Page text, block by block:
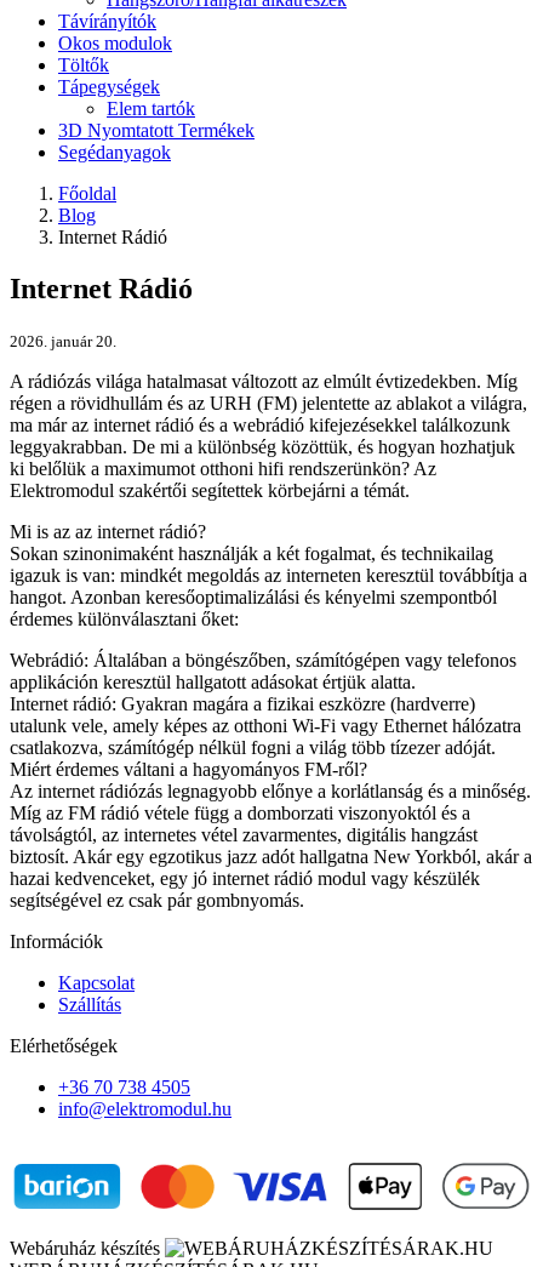
Távírányítók
Okos modulok
Töltők
Tápegységek
Elem tartók
3D Nyomtatott Termékek
Segédanyagok
Főoldal
Blog
Internet Rádió
Internet Rádió
2026. január 20.
A rádiózás világa hatalmasat változott az elmúlt évtizedekben. Míg
régen a rövidhullám és az URH (FM) jelentette az ablakot a világra,
ma már az internet rádió és a webrádió kifejezésekkel találkozunk
leggyakrabban. De mi a különbség közöttük, és hogyan hozhatjuk
ki belőlük a maximumot otthoni hifi rendszerünkön? Az
Elektromodul szakértői segítettek körbejárni a témát.
Mi is az az internet rádió?
Sokan szinonimaként használják a két fogalmat, és technikailag
igazuk is van: mindkét megoldás az interneten keresztül továbbítja a
hangot. Azonban keresőoptimalizálási és kényelmi szempontból
érdemes különválasztani őket:
Webrádió: Általában a böngészőben, számítógépen vagy telefonos
applikáción keresztül hallgatott adásokat értjük alatta.
Internet rádió: Gyakran magára a fizikai eszközre (hardverre)
utalunk vele, amely képes az otthoni Wi-Fi vagy Ethernet hálózatra
csatlakozva, számítógép nélkül fogni a világ több tízezer adóját.
Miért érdemes váltani a hagyományos FM-ről?
Az internet rádiózás legnagyobb előnye a korlátlanság és a minőség.
Míg az FM rádió vétele függ a domborzati viszonyoktól és a
távolságtól, az internetes vétel zavarmentes, digitális hangzást
biztosít. Akár egy egzotikus jazz adót hallgatna New Yorkból, akár a
hazai kedvenceket, egy jó internet rádió modul vagy készülék
segítségével ez csak pár gombnyomás.
Információk
Kapcsolat
Szállítás
Elérhetőségek
+36 70 738 4505
info@elektromodul.hu
Webáruház készítés